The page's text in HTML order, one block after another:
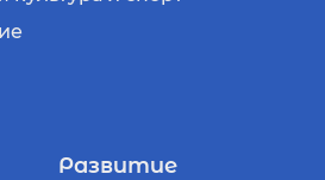
Развитие